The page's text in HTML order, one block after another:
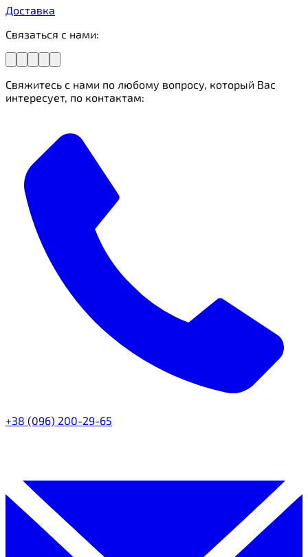
Доставка
Связаться с нами:
Свяжитесь с нами по любому вопросу, который Вас
интересует, по контактам:
+38 (096) 200-29-65